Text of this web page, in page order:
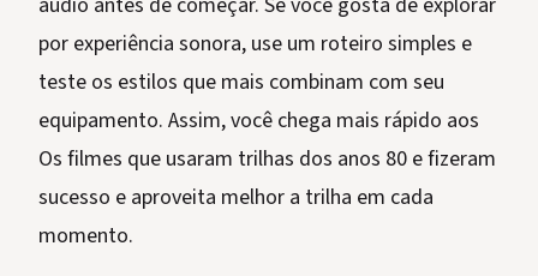
por experiência sonora, use um roteiro simples e
teste os estilos que mais combinam com seu
equipamento. Assim, você chega mais rápido aos
Os filmes que usaram trilhas dos anos 80 e fizeram
sucesso e aproveita melhor a trilha em cada
momento.